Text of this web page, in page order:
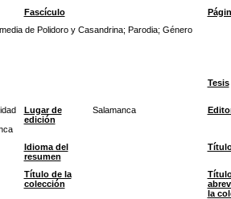
Fascículo
de Polidoro y Casandrina; Parodia; Género
Tesis
Lugar de
edición
Salamanca
Idioma del
resumen
Título de la
colección
la